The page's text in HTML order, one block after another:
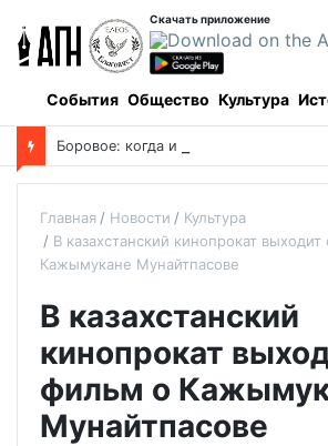
Скачать приложение
События Общество Культура
Боровое: когда и как все начиналось,
Главная Новости
Культура
В казахстанский кинопрокат
Кажымукане Мунайтпасове
В казахстанский
кинопрокат
фильм о
Мунайтпасове